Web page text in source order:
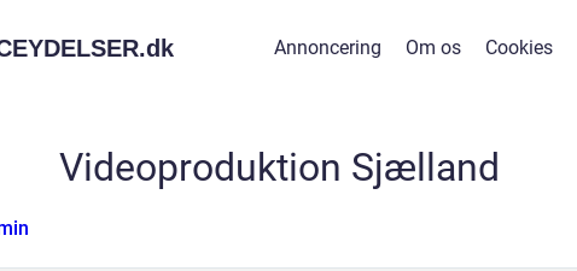
dk Annoncering Om os Cookies
Videoproduktion Sjælland